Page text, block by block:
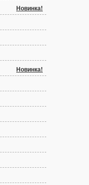
Новинка!
Новинка!